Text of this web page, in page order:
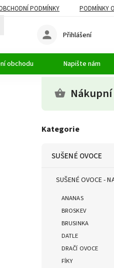
PODMÍNKY PODMÍNKY
Přihlášení
obchodu Napište nám
Kategorie
SUŠENÉ OVOCE
SUŠENÉ OVOCE -
ANANAS
BROSKEV
BRUSINKA
DATLE
DRAČÍ OVOCE
FÍKY